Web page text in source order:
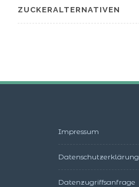
ZUCKERALTERNATIVEN
Impressum
Datenschutzerklärung
Datenzugriffsanfrage